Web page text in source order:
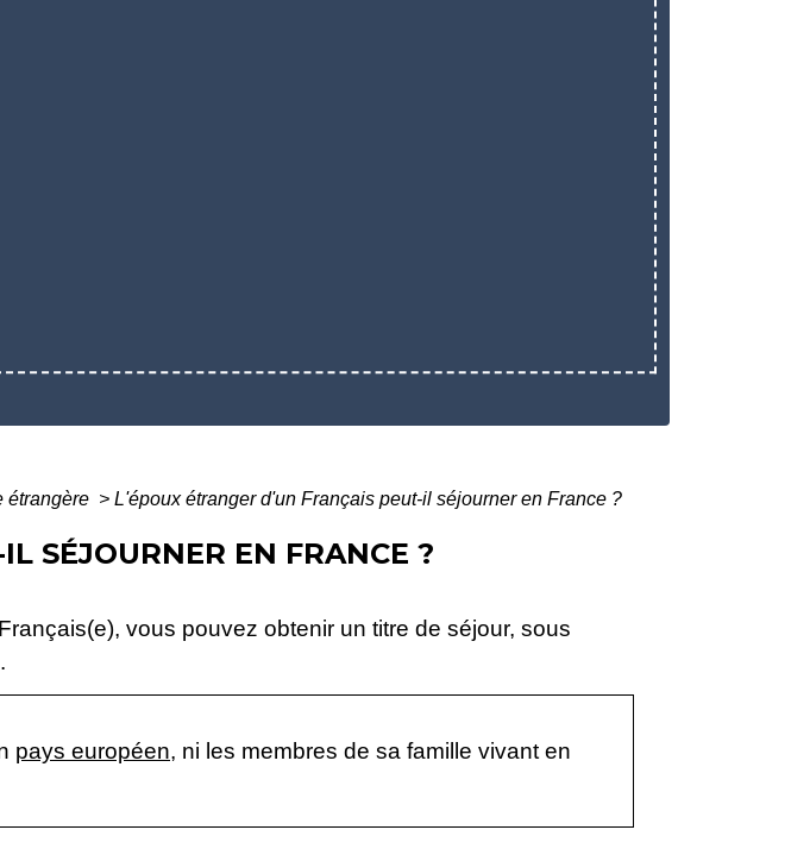
étrangère > L'époux étranger d'un Français peut-il séjourner en France ?
SÉJOURNER EN FRANCE ?
vous pouvez obtenir un titre de séjour, sous
pays européen, ni les membres de sa famille vivant en